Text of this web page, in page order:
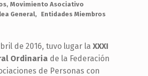
, Movimiento Asociativo
General Entidades Miembros
de 2016, tuvo lugar la XXXI
Ordinaria de la Federación
de Personas con